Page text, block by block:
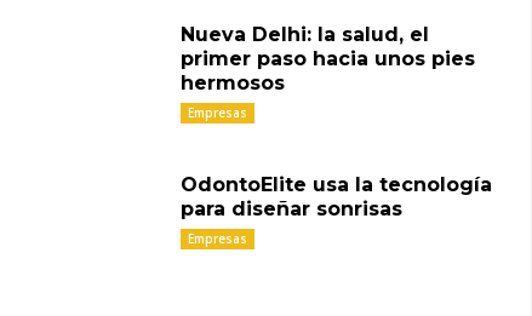
Nueva Delhi: la salud, el
primer paso hacia unos pies
hermosos
Empresas
OdontoElite usa la tecnología
para diseñar sonrisas
Empresas